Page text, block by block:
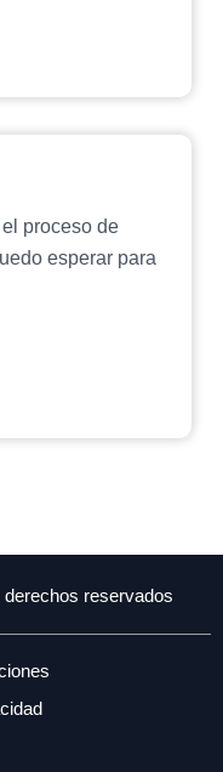
proceso de
esperar para
derechos reservados